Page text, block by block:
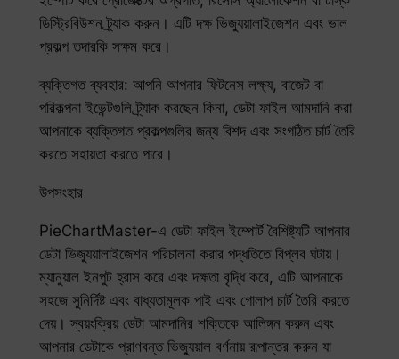
ডিস্ট্রিবিউশন ট্র্যাক করুন। এটি দক্ষ ভিজ্যুয়ালাইজেশন এবং ভাল
প্রকল্প তদারকি সক্ষম করে।
ব্যক্তিগত ব্যবহার: আপনি আপনার ফিটনেস লক্ষ্য, বাজেট বা
পরিকল্পনা ইভেন্টগুলি ট্র্যাক করছেন কিনা, ডেটা ফাইল আমদানি করা
আপনাকে ব্যক্তিগত প্রকল্পগুলির জন্য বিশদ এবং সংগঠিত চার্ট তৈরি
করতে সহায়তা করতে পারে।
উপসংহার
PieChartMaster-এ ডেটা ফাইল ইম্পোর্ট বৈশিষ্ট্যটি আপনার
ডেটা ভিজ্যুয়ালাইজেশন পরিচালনা করার পদ্ধতিতে বিপ্লব ঘটায়।
ম্যানুয়াল ইনপুট হ্রাস করে এবং দক্ষতা বৃদ্ধি করে, এটি আপনাকে
সহজে সুনির্দিষ্ট এবং বাধ্যতামূলক পাই এবং গোলাপ চার্ট তৈরি করতে
দেয়। স্বয়ংক্রিয় ডেটা আমদানির শক্তিকে আলিঙ্গন করুন এবং
আপনার ডেটাকে প্রাণবন্ত ভিজ্যুয়াল বর্ণনায় রূপান্তর করুন যা